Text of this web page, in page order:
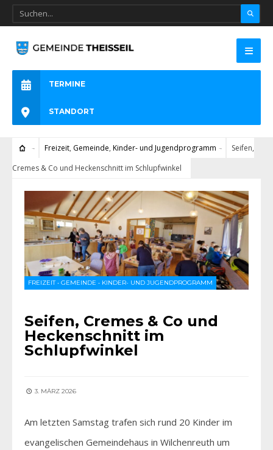
TERMINE
STANDORT
Freizeit, Gemeinde, Kinder- und Jugendprogramm
Seifen,
Cremes & Co und Heckenschnitt im Schlupfwinkel
FREIZEIT• GEMEINDE • KINDER- UND JUGENDPROGRAMM
Seifen, Cremes & Co und
Heckenschnitt im
Schlupfwinkel
3. MÄRZ 2026
Am letzten Samstag trafen sich rund 20 Kinder im
evangelischen Gemeindehaus in Wilchenreuth um